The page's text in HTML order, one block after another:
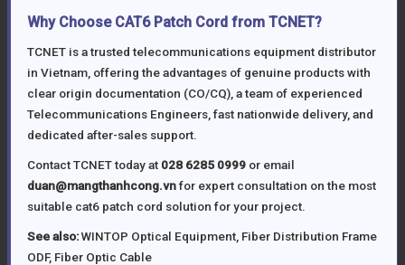
Why Choose CAT6 Patch Cord from TCNET?
TCNET is a trusted telecommunications equipment distributor
in Vietnam, offering the advantages of genuine products with
clear origin documentation (CO/CQ), a team of experienced
Telecommunications Engineers, fast nationwide delivery, and
dedicated after-sales support.
Contact TCNET today at 028 6285 0999 or email
duan@mangthanhcong.vnfor expert consultation on the most
suitable cat6 patch cord solution for your project.
See also:WINTOP Optical Equipment Fiber Distribution Frame
ODF, Fiber Optic Cable